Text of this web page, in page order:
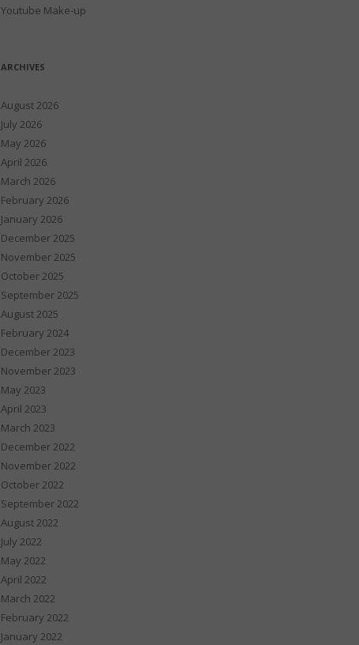
Youtube Make-up
ARCHIVES
August 2026
July 2026
May 2026
April 2026
March 2026
February 2026
January 2026
December 2025
November 2025
October 2025
September 2025
August 2025
February 2024
December 2023
November 2023
May 2023
April 2023
March 2023
December 2022
November 2022
October 2022
September 2022
August 2022
July 2022
May 2022
April 2022
March 2022
February 2022
January 2022